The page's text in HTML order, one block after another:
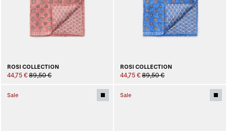
ROSI COLLECTION
44,75 € 89,50 €
ROSI COLLECTION
44,75 € 89,50 €
Sale Sale